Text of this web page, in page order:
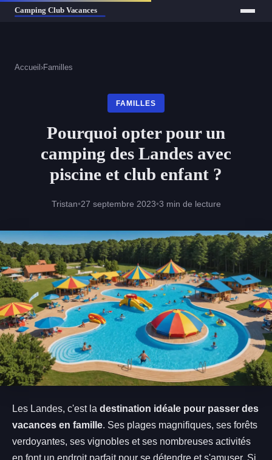
Accueil ›Familles
FAMILLES
Pourquoi opter pour un
camping des Landes avec
piscine et club enfant ?
Tristan•27 septembre 2023•3 min de lecture
Les Landes, c'est la destination idéale pour passer des
vacances en famille. Ses plages magnifiques, ses forêts
verdoyantes, ses vignobles et ses nombreuses activités